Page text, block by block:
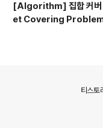
[Algorithm] 집합 커버
et Covering
티스토